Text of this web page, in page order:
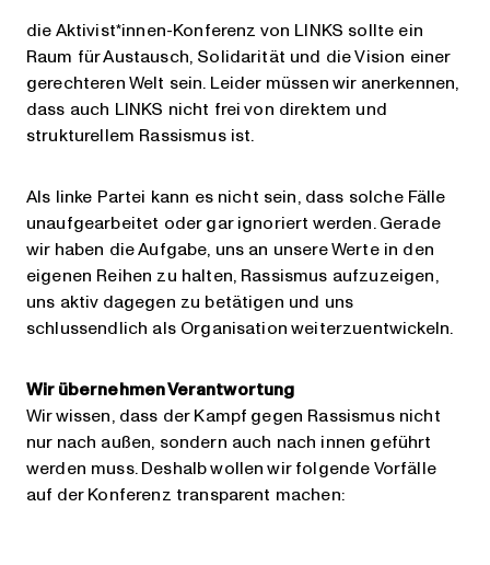
die Aktivist*innen-Konferenz von LINKS sollte ein
Raum für Austausch, Solidarität und die Vision einer
gerechteren Welt sein. Leider müssen wir anerkennen,
dass auch LINKS nicht frei von direktem und
strukturellem Rassismus ist.
Als linke Partei kann es nicht sein, dass solche Fälle
unaufgearbeitet oder gar ignoriert werden. Gerade
wir haben die Aufgabe, uns an unsere Werte in den
eigenen Reihen zu halten, Rassismus aufzuzeigen,
uns aktiv dagegen zu betätigen und uns
schlussendlich als Organisation weiterzuentwickeln.
Wir übernehmen Verantwortung
Wir wissen, dass der Kampf gegen Rassismus nicht
nur nach außen, sondern auch nach innen geführt
werden muss. Deshalb wollen wir folgende Vorfälle
auf der Konferenz transparent machen: